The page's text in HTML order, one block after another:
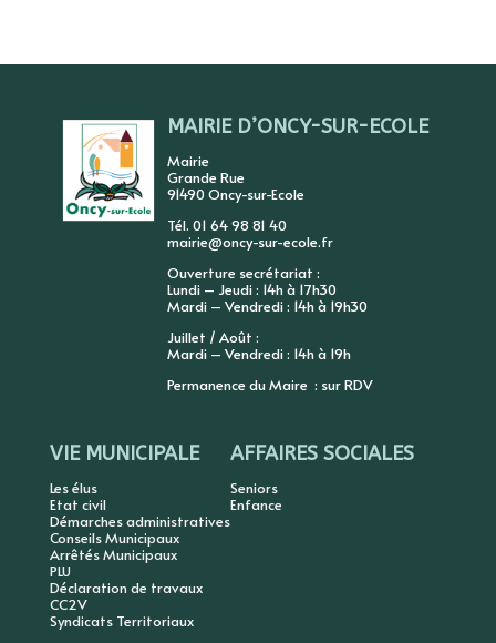
MAIRIE D’ONCY-SUR-ECOLE
Mairie
Grande Rue
91490 Oncy-sur-Ecole
Tél. 01 64 98 81 40
mairie@oncy-sur-ecole.fr
Ouverture secrétariat :
Lundi – Jeudi : 14h à 17h30
Mardi – Vendredi : 14h à 19h30
Juillet / Août :
Mardi – Vendredi : 14h à 19h
Permanence du Maire : sur RDV
VIE MUNICIPALE
Les élus
Etat civil
Démarches administratives
Conseils Municipaux
Arrêtés Municipaux
PLU
Déclaration de travaux
CC2V
Syndicats Territoriaux
AFFAIRES SOCIALES
Seniors
Enfance